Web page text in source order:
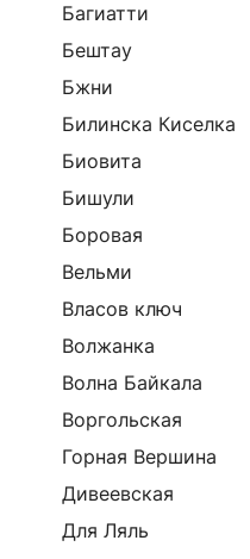
Багиатти
Бештау
Бжни
Билинска Киселка
Биовита
Бишули
Боровая
Вельми
Власов ключ
Волжанка
Волна Байкала
Воргольская
Горная Вершина
Дивеевская
Для Ляль